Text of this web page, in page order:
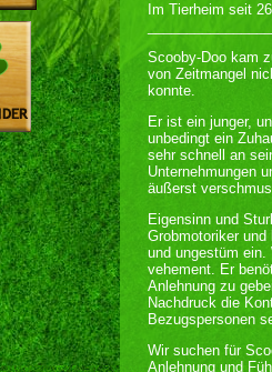
Im Tierheim seit
Scooby-Doo kam
von Zeitmangel
konnte.
Er ist ein junger,
unbedingt ein
sehr schnell an
Unternehmungen
äußerst
Eigensinn und
Grobmotoriker
und ungestüm ein.
vehement. Er
Anlehnung zu
Nachdruck die
Bezugspersonen
Wir suchen für
Anlehnung und